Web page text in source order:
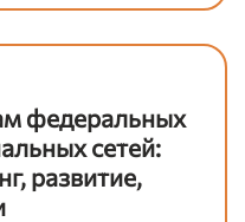
федеральных
сетей:
развитие,